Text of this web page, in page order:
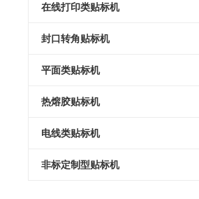
在线打印类贴标机
封口转角贴标机
平面类贴标机
热熔胶贴标机
电线类贴标机
非标定制型贴标机